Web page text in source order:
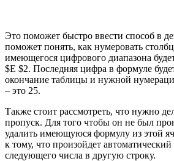
Это поможет быстро ввести способ в
поможет понять, как нумеровать
имеющегося цифрового диапазона
$E $2. Последняя цифра в формуле
окончание таблицы и нужной
– это 25.
Также стоит рассмотреть, что нужно
пропуск. Для того чтобы он не был
удалить имеющуюся формулу из этой
к тому, что произойдет автоматический
следующего числа в другую строку.